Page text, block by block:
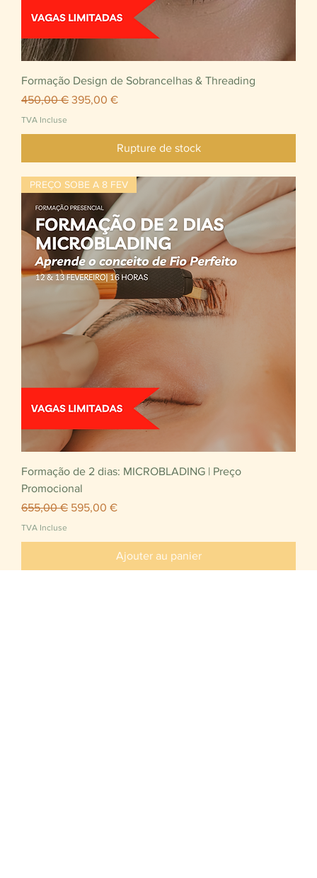
Formação Design de Sobrancelhas & Threading
Prix original
450,00 € Prix promotionnel
395,00 €
TVA Incluse
Rupture de stock
PREÇO SOBE A 8 FEV
Formação de 2 dias: MICROBLADING | Preço
Promocional
Prix original
655,00 € Prix promotionnel
595,00 €
TVA Incluse
Ajouter au panier